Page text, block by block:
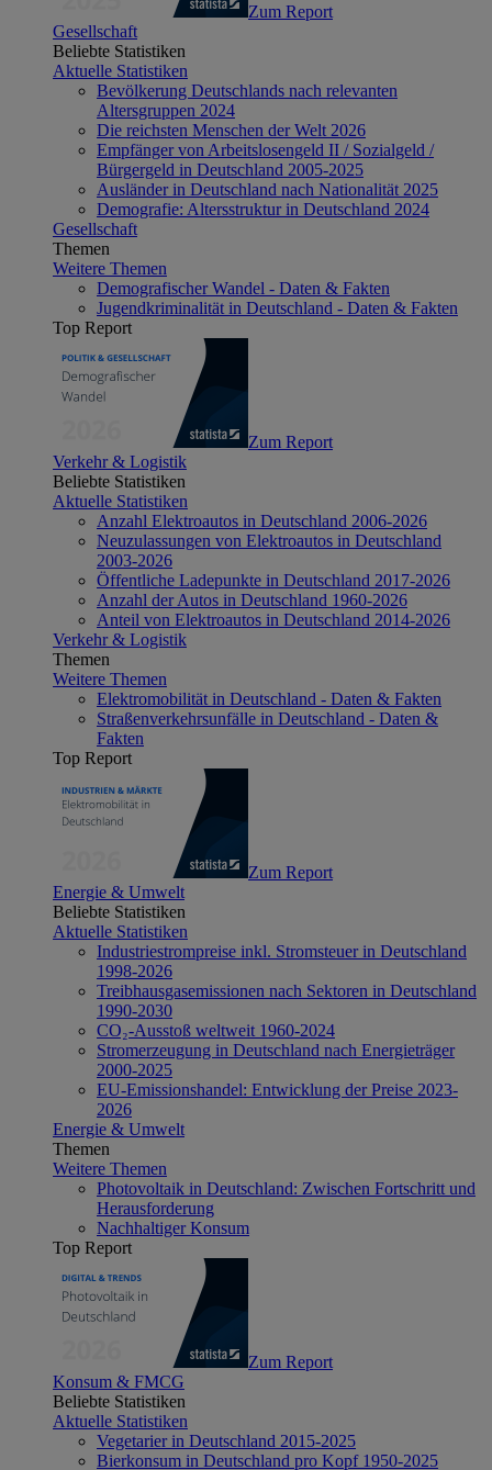
Zum Report
Gesellschaft
Beliebte Statistiken
Aktuelle Statistiken
Bevölkerung Deutschlands nach relevanten
Altersgruppen 2024
Die reichsten Menschen der Welt 2026
Empfänger von Arbeitslosengeld II / Sozialgeld /
Bürgergeld in Deutschland 2005-2025
Ausländer in Deutschland nach Nationalität 2025
Demografie: Altersstruktur in Deutschland 2024
Gesellschaft
Themen
Weitere Themen
Demografischer Wandel - Daten & Fakten
Jugendkriminalität in Deutschland - Daten & Fakten
Top Report
Zum Report
Verkehr & Logistik
Beliebte Statistiken
Aktuelle Statistiken
Anzahl Elektroautos in Deutschland 2006-2026
Neuzulassungen von Elektroautos in Deutschland
2003-2026
Öffentliche Ladepunkte in Deutschland 2017-2026
Anzahl der Autos in Deutschland 1960-2026
Anteil von Elektroautos in Deutschland 2014-2026
Verkehr & Logistik
Themen
Weitere Themen
Elektromobilität in Deutschland - Daten & Fakten
Straßenverkehrsunfälle in Deutschland - Daten &
Fakten
Top Report
Zum Report
Energie & Umwelt
Beliebte Statistiken
Aktuelle Statistiken
Industriestrompreise inkl. Stromsteuer in Deutschland
1998-2026
Treibhausgasemissionen nach Sektoren in Deutschland
1990-2030
CO₂-Ausstoß weltweit 1960-2024
Stromerzeugung in Deutschland nach Energieträger
2000-2025
EU-Emissionshandel: Entwicklung der Preise 2023-
2026
Energie & Umwelt
Themen
Weitere Themen
Photovoltaik in Deutschland: Zwischen Fortschritt und
Herausforderung
Nachhaltiger Konsum
Top Report
Zum Report
Konsum & FMCG
Beliebte Statistiken
Aktuelle Statistiken
Vegetarier in Deutschland 2015-2025
Bierkonsum in Deutschland pro Kopf 1950-2025